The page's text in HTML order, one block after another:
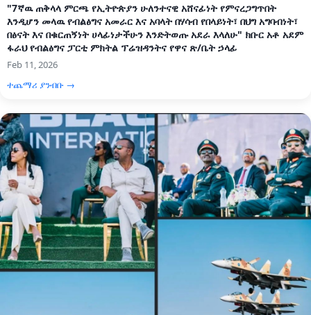
"7ኛዉ ጠቅላላ ምርጫ የኢትዮጵያን ሁለንተናዊ አሸናፊነት የምናረጋግጥበት
እንዲሆን መላዉ የብልፅግና አመራር እና አባላት በሃሳብ የበላይነት፣ በህግ አግባብነት፣
በፅናት እና በቁርጠኝነት ሀላፊነታችሁን እንድትወጡ አደራ እላለሁ" ክቡር አቶ አደም
ፋራህ የብልፅግና ፓርቲ ምክትል ፕሬዝዳንትና የዋና ጽ/ቤት ኃላፊ
Feb 11, 2026
ተጨማሪ ያንብቡ →